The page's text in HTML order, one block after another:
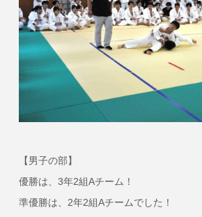
【男子の部】
優勝は、3年2組Aチーム！
準優勝は、2年2組Aチームでした！